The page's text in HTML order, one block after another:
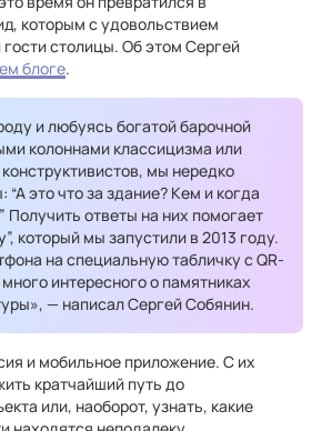
которым с удовольствием
столицы. Об этом Сергей
блоге.
и любуясь богатой барочной
колоннами классицизма или
мы нередко
это что за здание? Кем и когда
Получить ответы на них помогает
который мы запустили в 2013 году.
на специальную табличку с QR-
интересного о памятниках
— написал Сергей Собянин.
и мобильное приложение. С их
кратчайший путь до
или, наоборот, узнать, какие